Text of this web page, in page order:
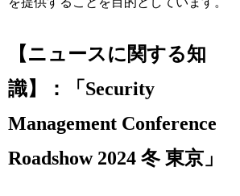
【ニュースに関する知
識】：「Security
Management Conference
Roadshow 2024 冬 東京」